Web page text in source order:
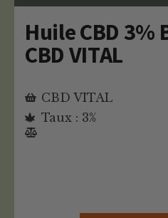
Huile CBD 3%
CBD VITAL
CBD VITAL
Taux : 3%